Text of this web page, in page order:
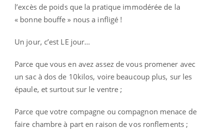
l’excès de poids que la pratique immodérée de la
« bonne bouffe » nous a infligé !
Un jour, c’est LE jour…
Parce que vous en avez assez de vous promener avec
un sac à dos de 10kilos, voire beaucoup plus, sur les
épaule, et surtout sur le ventre ;
Parce que votre compagne ou compagnon menace de
faire chambre à part en raison de vos ronflements ;